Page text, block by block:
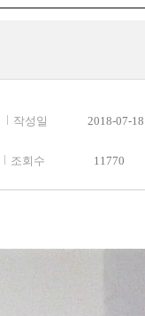
작성일 2018-07-18
조회수 11770